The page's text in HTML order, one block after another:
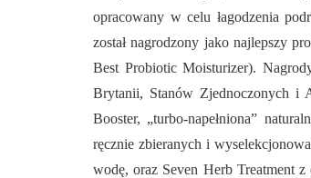
opracowany w celu łagodzenia
został nagrodzony jako najlepszy
Best Probiotic Moisturizer).
Brytanii, Stanów Zjednoczonych i
Booster, „turbo-napełniona”
ręcznie zbieranych i
wodę, oraz Seven Herb Treatment